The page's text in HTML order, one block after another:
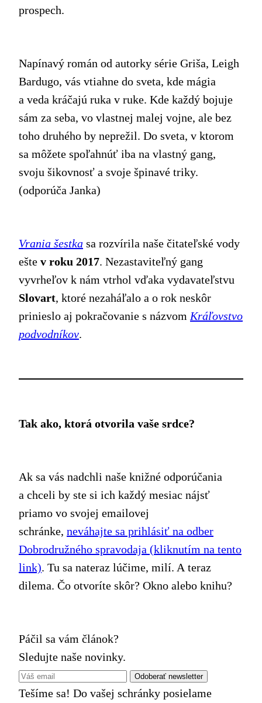
prospech.
Napínavý román od autorky série Griša, Leigh
Bardugo, vás vtiahne do sveta, kde mágia
a veda kráčajú ruka v ruke. Kde každý bojuje
sám za seba, vo vlastnej malej vojne, ale bez
toho druhého by neprežil. Do sveta, v ktorom
sa môžete spoľahnúť iba na vlastný gang,
svoju šikovnosť a svoje špinavé triky.
(odporúča Janka)
Vrania šestka sa rozvírila naše čitateľské vody
ešte v roku 2017. Nezastaviteľný gang
vyvrheľov k nám vtrhol vďaka vydavateľstvu
Slovart, ktoré nezaháľalo a o rok neskôr
prinieslo aj pokračovanie s názvom Kráľovstvo
podvodníkov.
Tak ako, ktorá otvorila vaše srdce?
Ak sa vás nadchli naše knižné odporúčania
a chceli by ste si ich každý mesiac nájsť
priamo vo svojej emailovej
schránke, neváhajte sa prihlásiť na odber
Dobrodružného spravodaja (kliknutím na tento
link). Tu sa nateraz lúčime, milí. A teraz
dilema. Čo otvoríte skôr? Okno alebo knihu?
Páčil sa vám článok?
Sledujte naše novinky.
Tešíme sa! Do vašej schránky posielame